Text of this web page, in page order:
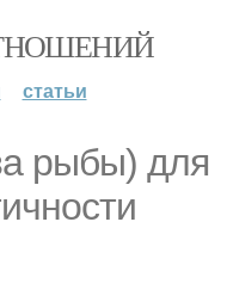
статьи
рыбы) для